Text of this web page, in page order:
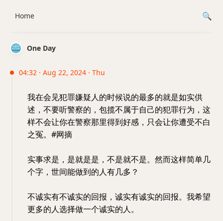
One Day
04:32 · Aug 22, 2024 · Thu
我在会见犯罪嫌疑人的时候说的最多的就是如实供
述，不要听警察的，包揽不属于自己的犯罪行为，这
样不会让你在警察那里得到好感，只会让你遭受不白
之冤。#网摘
实事求是，是就是是，不是就不是。然而这样简单几
个字，世间能做到的人有几多？
不诚实有不诚实的回报，诚实有诚实的回报。我希望
更多的人选择做一个诚实的人。
Home